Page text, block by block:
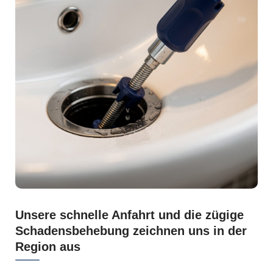
Unsere schnelle Anfahrt und die zügige
Schadensbehebung zeichnen uns in der
Region aus